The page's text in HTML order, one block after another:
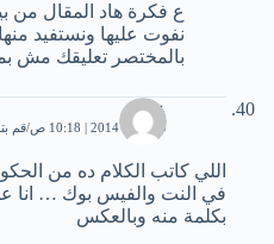
ع فكرة هاد المقال من
نفوت عليها ونستفيد
بالمختصر تعليقك مش
علي
20 يناير، 2014 | 10:18 ص قم
اللي كاتب الكلام ده من
في النت والفيس بوك …
بكلمة منه وبالعكس